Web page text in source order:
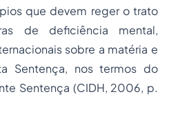
que devem reger o trato
de deficiência mental,
sobre a matéria e
Sentença, nos termos do
Sentença (CIDH, 2006, p.